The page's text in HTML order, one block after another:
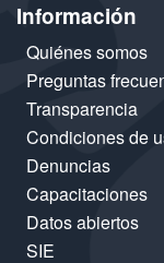
Información
Quiénes somos
Preguntas
Transparencia
Condiciones de
Denuncias
Capacitaciones
Datos abiertos
SIE